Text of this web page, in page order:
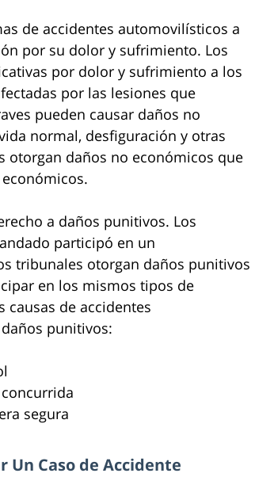
de accidentes automovilísticos a
por su dolor y sufrimiento. Los
por dolor y sufrimiento a los
por las lesiones que
pueden causar daños no
normal, desfiguración y otras
otorgan daños no económicos que
a daños punitivos. Los
participó en un
tribunales otorgan daños punitivos
en los mismos tipos de
de accidentes
punitivos:
segura
Un Caso de Accidente